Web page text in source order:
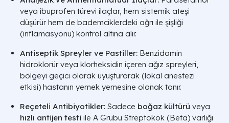
veya ibuprofen türevi ilaçlar, hem sistemik ateşi
düşürür hem de bademciklerdeki ağrı ile şişliği
(inflamasyonu) kontrol altına alır.
Antiseptik Spreyler ve Pastiller: Benzidamin
hidroklorür veya klorheksidin içeren ağız spreyleri,
bölgeyi geçici olarak uyuşturarak (lokal anestezi
etkisi) hastanın yemek yemesine olanak tanır.
Reçeteli Antibiyotikler: Sadece boğaz kültürü veya
hızlı antijen testi ile A Grubu Streptokok (Beta) varlığı